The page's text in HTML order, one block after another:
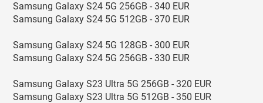
Samsung Galaxy S24 5G 256GB - 340 EUR
Samsung Galaxy S24 5G 512GB - 370 EUR
Samsung Galaxy S24 5G 128GB - 300 EUR
Samsung Galaxy S24 5G 256GB - 330 EUR
Samsung Galaxy S23 Ultra 5G 256GB - 320 EUR
Samsung Galaxy S23 Ultra 5G 512GB - 350 EUR